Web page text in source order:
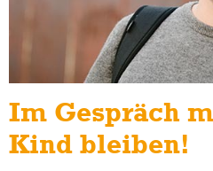
Im Gespräch
Kind bleiben!